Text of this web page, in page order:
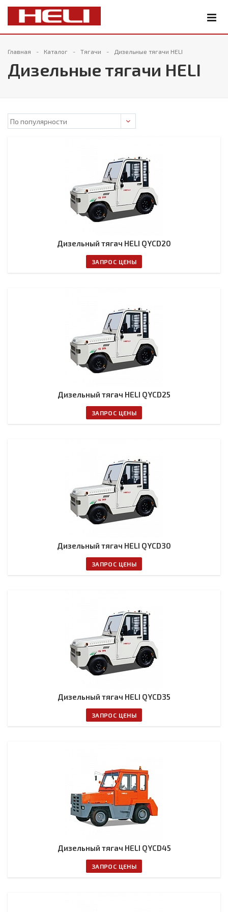
Главная Каталог Тягачи Дизельные тягачи HELI
Дизельные тягачи HELI
Дизельный тягач HELI QYCD20
ЗАПРОС ЦЕНЫ
Дизельный тягач HELI QYCD25
ЗАПРОС ЦЕНЫ
Дизельный тягач HELI QYCD30
ЗАПРОС ЦЕНЫ
Дизельный тягач HELI QYCD35
ЗАПРОС ЦЕНЫ
Дизельный тягач HELI QYCD45
ЗАПРОС ЦЕНЫ